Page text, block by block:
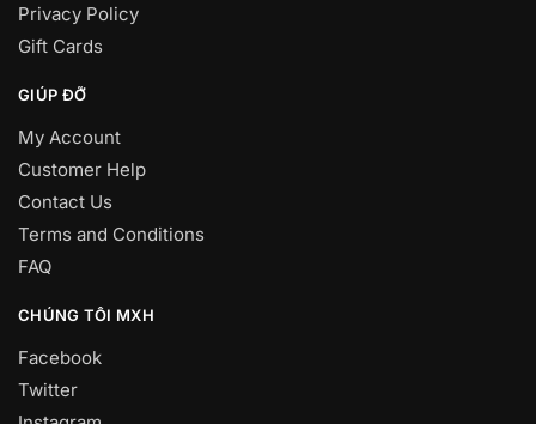
Privacy Policy
Gift Cards
GIÚP ĐỠ
My Account
Customer Help
Contact Us
Terms and Conditions
FAQ
CHÚNG TÔI MXH
Facebook
Twitter